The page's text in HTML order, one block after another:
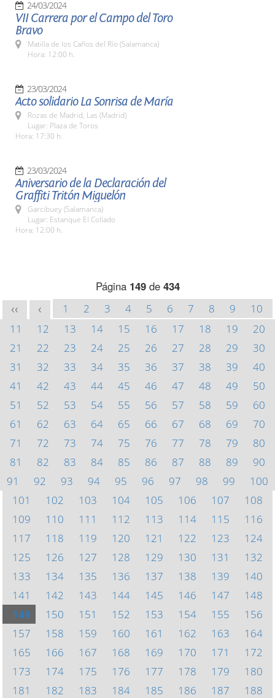
24/03/2024
VII Carrera por el Campo del Toro
Bravo
Matilla de los Caños del Río (Salamanca)
Hora: 12:00 h.
23/03/2024
Acto solidario La Sonrisa de María
Rozas de Madrid, Las (Madrid)
Lugar: Plaza de Toros
Hora: 17:30 h.
23/03/2024
Aniversario de la Declaración del
Graffiti Tritón Miguelón
Garcibuey (Salamanca)
Lugar: Estanque El Collado
Hora: 12:00 h.
Página 149de 434
<< < 1 2 3 4 5 6 7 8 9
10
11
12 13 14 15 16 17 18 19
20
21
22 23 24 25 26 27 28 29
30
31
32 33 34 35 36 37 38 39
40
41
42 43 44 45 46 47 48 49
50
51
52 53 54 55 56 57 58 59
60
61
62 63 64 65 66 67 68 69
70
71
72 73 74 75 76 77 78 79
80
81
82 83 84 85 86 87 88 89
90
91
92 93 94 95 96 97 98 99
100
101
102 103 104 105 106 107
108
109
110 111 112 113 114 115
116
117
118 119 120 121 122 123
124
125
126 127 128 129 130 131
132
133
134 135 136 137 138 139
140
141
142 143 144 145 146 147
148
149
150 151 152 153 154 155
156
157
158 159 160 161 162 163
164
165
166 167 168 169 170 171
172
173
174 175 176 177 178 179
180
181
182 183 184 185 186 187
188